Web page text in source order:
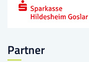
Partner